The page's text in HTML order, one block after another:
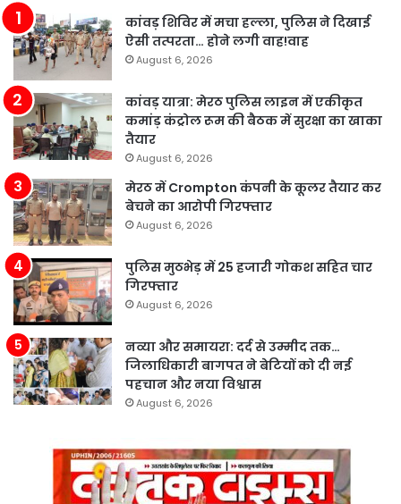
कांवड़ शिविर में मचा हल्ला, पुलिस ने दिखाई
ऐसी तत्परता… होने लगी वाह!वाह
August 6, 2026
कांवड़ यात्रा: मेरठ पुलिस लाइन में एकीकृत
कमांड़ कंट्रोल रूम की बैठक में सुरक्षा का खाका
तैयार
August 6, 2026
मेरठ में Crompton कंपनी के कूलर तैयार कर
बेचने का आरोपी गिरफ्तार
August 6, 2026
पुलिस मुठभेड़ में 25 हजारी गोकश सहित चार
गिरफ्तार
August 6, 2026
नव्या और समायरा: दर्द से उम्मीद तक…
जिलाधिकारी बागपत ने बेटियों को दी नई
पहचान और नया विश्वास
August 6, 2026